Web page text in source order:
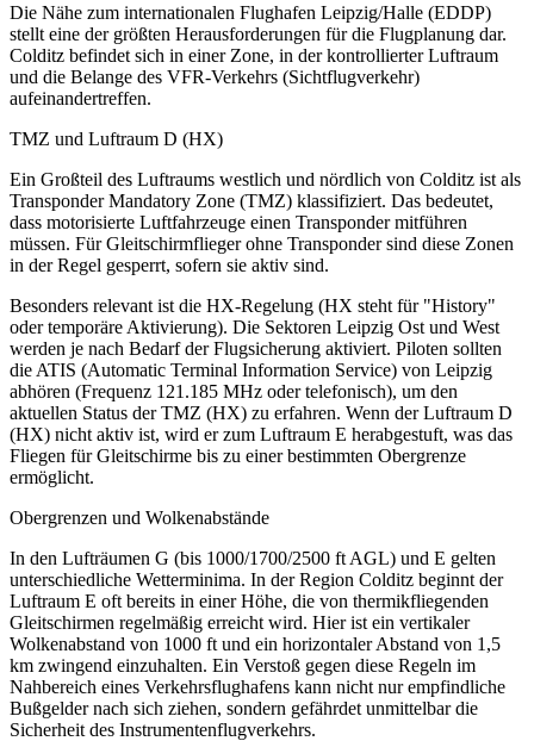
Die Nähe zum internationalen Flughafen Leipzig/Halle (EDDP)
stellt eine der größten Herausforderungen für die Flugplanung dar.
Colditz befindet sich in einer Zone, in der kontrollierter Luftraum
und die Belange des VFR-Verkehrs (Sichtflugverkehr)
aufeinandertreffen.
TMZ und Luftraum D (HX)
Ein Großteil des Luftraums westlich und nördlich von Colditz ist als
Transponder Mandatory Zone (TMZ) klassifiziert. Das bedeutet,
dass motorisierte Luftfahrzeuge einen Transponder mitführen
müssen. Für Gleitschirmflieger ohne Transponder sind diese Zonen
in der Regel gesperrt, sofern sie aktiv sind.
Besonders relevant ist die HX-Regelung (HX steht für "History"
oder temporäre Aktivierung). Die Sektoren Leipzig Ost und West
werden je nach Bedarf der Flugsicherung aktiviert. Piloten sollten
die ATIS (Automatic Terminal Information Service) von Leipzig
abhören (Frequenz 121.185 MHz oder telefonisch), um den
aktuellen Status der TMZ (HX) zu erfahren. Wenn der Luftraum D
(HX) nicht aktiv ist, wird er zum Luftraum E herabgestuft, was das
Fliegen für Gleitschirme bis zu einer bestimmten Obergrenze
ermöglicht.
Obergrenzen und Wolkenabstände
In den Lufträumen G (bis 1000/1700/2500 ft AGL) und E gelten
unterschiedliche Wetterminima. In der Region Colditz beginnt der
Luftraum E oft bereits in einer Höhe, die von thermikfliegenden
Gleitschirmen regelmäßig erreicht wird. Hier ist ein vertikaler
Wolkenabstand von 1000 ft und ein horizontaler Abstand von 1,5
km zwingend einzuhalten. Ein Verstoß gegen diese Regeln im
Nahbereich eines Verkehrsflughafens kann nicht nur empfindliche
Bußgelder nach sich ziehen, sondern gefährdet unmittelbar die
Sicherheit des Instrumentenflugverkehrs.